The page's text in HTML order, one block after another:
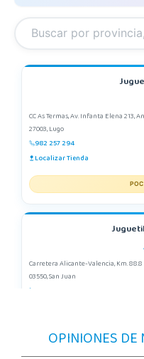
CC As Termas, Av. Infanta Elena 213,
27003, Lugo
982 257 294
Localizar Tienda
Carretera Alicante-Valencia, Km. 88.8
03550, San Juan
OPINIONES DE